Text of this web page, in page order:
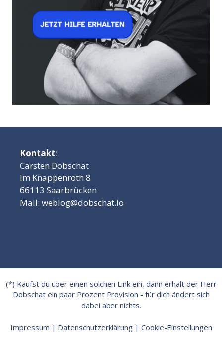
Kontakt:
Carsten Dobschat
Im Knappenroth 8
66113 Saarbrücken
Mail: weblog@dobschat.io
(*) Kaufst du über einen solchen Link ein, dann erhält der Herr
Dobschat ein paar Prozent Provision - für dich ändert sich
dabei aber nichts.
Impressum | Datenschutzerklärung| Cookie-Einstellungen